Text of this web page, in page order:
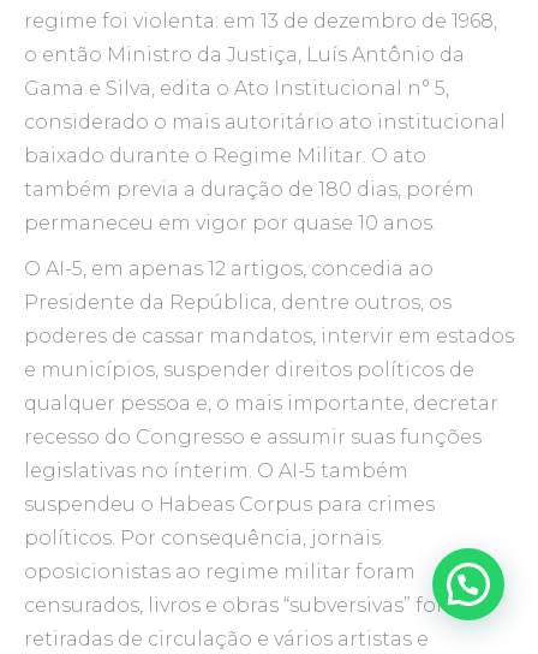
regime foi violenta: em 13 de dezembro de 1968,
o então Ministro da Justiça, Luís Antônio da
Gama e Silva, edita o Ato Institucional n° 5,
considerado o mais autoritário ato institucional
baixado durante o Regime Militar. O ato
também previa a duração de 180 dias, porém
permaneceu em vigor por quase 10 anos.
O AI-5, em apenas 12 artigos, concedia ao
Presidente da República, dentre outros, os
poderes de cassar mandatos, intervir em estados
e municípios, suspender direitos políticos de
qualquer pessoa e, o mais importante, decretar
recesso do Congresso e assumir suas funções
legislativas no ínterim. O AI-5 também
suspendeu o Habeas Corpus para crimes
políticos. Por consequência, jornais
oposicionistas ao regime militar foram
censurados, livros e obras “subversivas” foram
retiradas de circulação e vários artistas e